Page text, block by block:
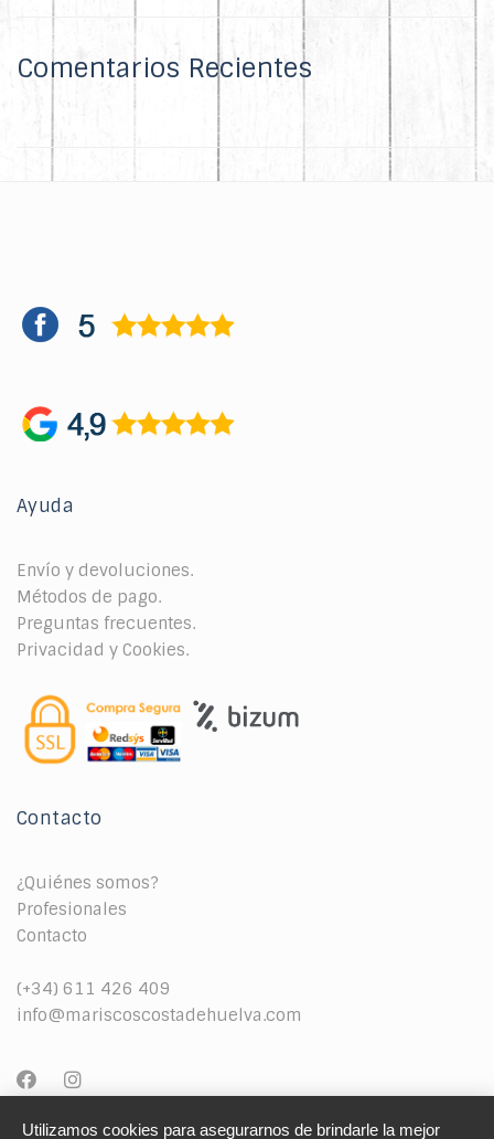
Comentarios Recientes
Ayuda
Envío y devoluciones.
Métodos de pago.
Preguntas frecuentes.
Privacidad y Cookies.
Contacto
¿Quiénes somos?
Profesionales
Contacto
(+34) 611 426 409
info@mariscoscostadehuelva.com
Utilizamos cookies para asegurarnos de brindarle la mejor